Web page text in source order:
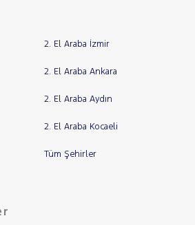
2. El Araba İzmir
2. El Araba Ankara
2. El Araba Aydın
2. El Araba Kocaeli
Tüm Şehirler